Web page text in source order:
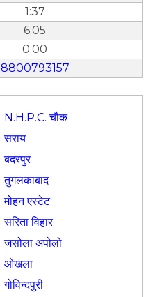
1:37
6:05
0:00
8800793157
N.H.P.C. चौक
सराय
बदरपुर
तुगलकाबाद
मोहन एस्टेट
सरिता विहार
जसोला अपोलो
ओखला
गोविन्दपुरी